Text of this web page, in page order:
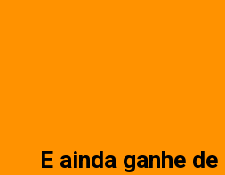
E ainda ganhe de